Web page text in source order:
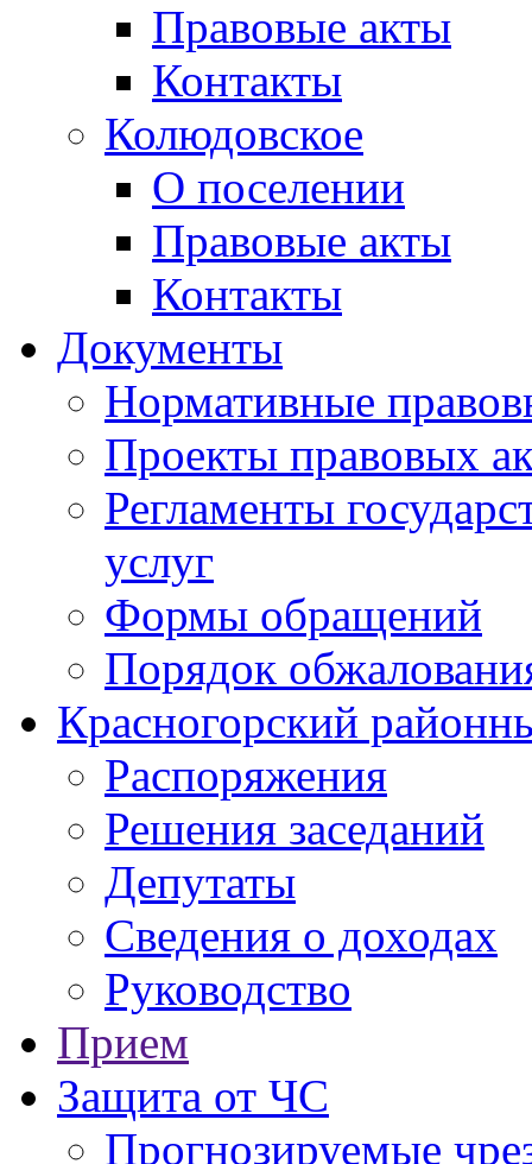
Правовые акты
Контакты
Колюдовское
О поселении
Правовые акты
Контакты
Документы
Нормативные
Проекты правовых
Регламенты
услуг
Формы обращений
Порядок
Красногорский
Распоряжения
Решения заседаний
Депутаты
Сведения о доходах
Руководство
Прием
Защита от ЧС
Прогнозируемые